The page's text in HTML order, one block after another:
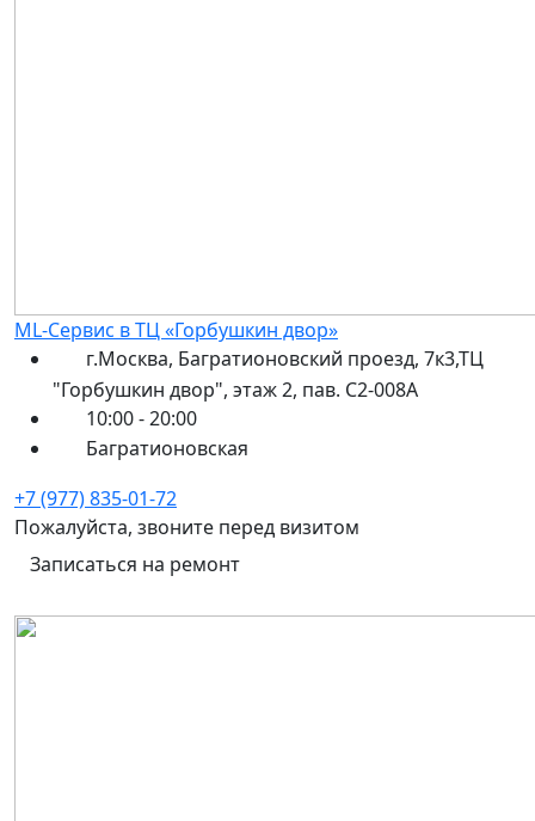
ML-Сервис в ТЦ «Горбушкин двор»
г.Москва, Багратионовский проезд, 7к3,ТЦ
"Горбушкин двор", этаж 2, пав. С2-008А
10:00 - 20:00
Багратионовская
+7 (977) 835-01-72
Пожалуйста, звоните перед визитом
Записаться на ремонт